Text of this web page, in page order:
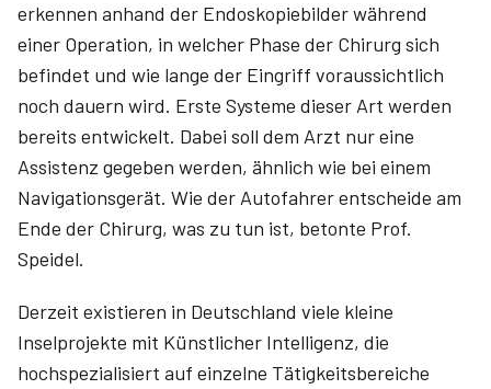
erkennen anhand der Endoskopiebilder während
einer Operation, in welcher Phase der Chirurg sich
befindet und wie lange der Eingriff voraussichtlich
noch dauern wird. Erste Systeme dieser Art werden
bereits entwickelt. Dabei soll dem Arzt nur eine
Assistenz gegeben werden, ähnlich wie bei einem
Navigationsgerät. Wie der Autofahrer entscheide am
Ende der Chirurg, was zu tun ist, betonte Prof.
Speidel.
Derzeit existieren in Deutschland viele kleine
Inselprojekte mit Künstlicher Intelligenz, die
hochspezialisiert auf einzelne Tätigkeitsbereiche